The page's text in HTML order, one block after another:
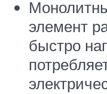
элемент
быстро